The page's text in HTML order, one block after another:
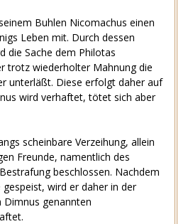
Buhlen Nicomachus einen
Leben mit. Durch dessen
die Sache dem Philotas
trotz wiederholter Mahnung die
unterläßt. Diese erfolgt daher auf
wird verhaftet, tötet sich aber
scheinbare Verzeihung, allein
Freunde, namentlich des
beschlossen. Nachdem
wird er daher in der
genannten